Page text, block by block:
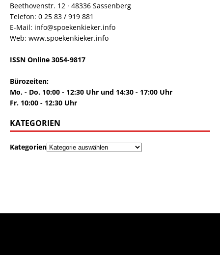
Beethovenstr. 12 · 48336 Sassenberg
Telefon: 0 25 83 / 919 881
E-Mail: info@spoekenkieker.info
Web: www.spoekenkieker.info
ISSN Online 3054-9817
Bürozeiten:
Mo. - Do. 10:00 - 12:30 Uhr und 14:30 - 17:00 Uhr
Fr. 10:00 - 12:30 Uhr
KATEGORIEN
Kategorien